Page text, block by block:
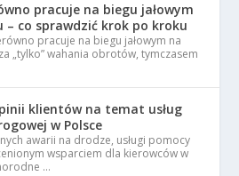
pracuje na biegu jałowym
– co sprawdzić krok po kroku
pracuje na biegu jałowym na
„tylko” wahania obrotów, tymczasem
klientów na temat usług
w Polsce
awarii na drodze, usługi pomocy
wsparciem dla kierowców w
…